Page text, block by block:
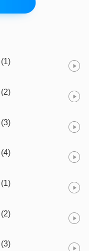
。皇帝，在中国封建
们之中，有的是这条
，不无裨益。